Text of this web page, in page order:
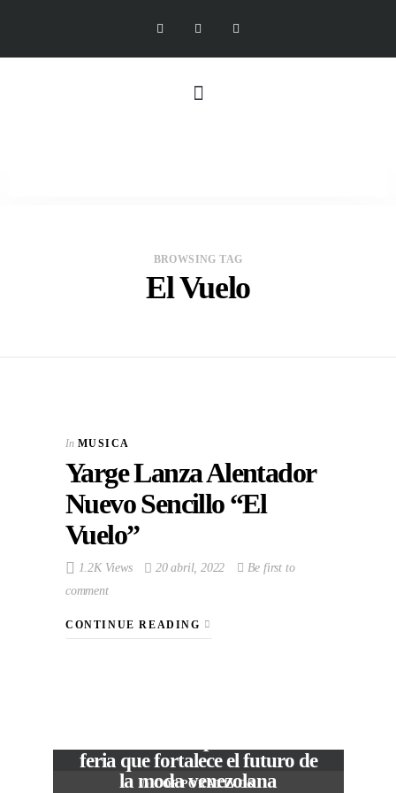
BROWSING TAG
El Vuelo
In MUSICA
Yarge Lanza Alentador
Nuevo Sencillo “El
Vuelo”
1.2K Views 20 abril, 2022
Be first to
comment
CONTINUE READING
In CORPORATIVOS
feria que fortalece el futuro de
la moda venezolana